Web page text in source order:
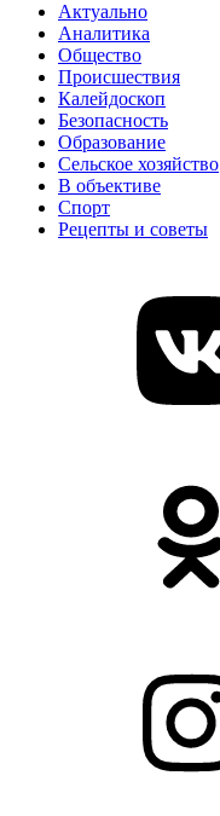
Актуально
Аналитика
Общество
Происшествия
Калейдоскоп
Безопасность
Образование
Сельское хозяйство
В объективе
Спорт
Рецепты и советы